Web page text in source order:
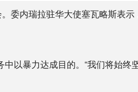
内瑞拉驻华大使塞瓦略斯表示
暴力达成目的。“我们将始终